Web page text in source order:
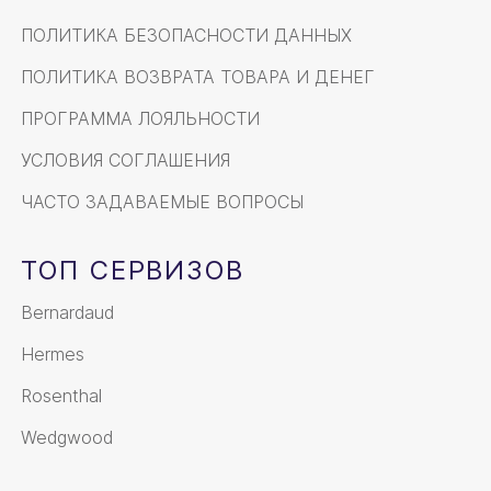
ПОЛИТИКА БЕЗОПАСНОСТИ ДАННЫХ
ПОЛИТИКА ВОЗВРАТА ТОВАРА И ДЕНЕГ
ПРОГРАММА ЛОЯЛЬНОСТИ
УСЛОВИЯ СОГЛАШЕНИЯ
ЧАСТО ЗАДАВАЕМЫЕ ВОПРОСЫ
ТОП СЕРВИЗОВ
Bernardaud
Hermes
Rosenthal
Wedgwood